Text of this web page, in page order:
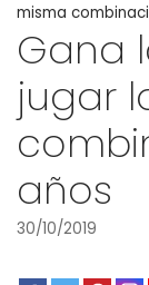
misma
Gana
jugar
años
30/10/2019